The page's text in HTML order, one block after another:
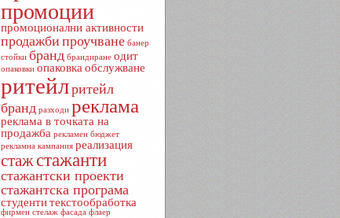
промоции
промоционални активности
продажбипроучване банер
стойки бранд брандиране одит
опаковки опаковкаобслужване
ритейлритейл
бранд разходи реклама
реклама в точката на
продажба рекламен бюджет
рекламна кампания реализация
стажстажанти
стажантски проекти
стажантска програма
студентитекстообработка
фирмен стелаж фасада флаер